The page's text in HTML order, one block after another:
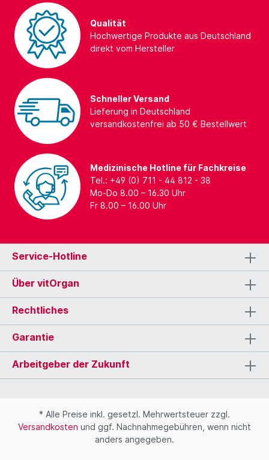
Qualität
Hochwertige Produkte aus Deutschland
direkt vom Hersteller
Schneller Versand
Lieferung in Deutschland
versandkostenfrei ab 50 € Bestellwert
Medizinische Hotline für Fachkreise
Tel.: +49 (0) 711 - 44 812 - 38
Mo-Do 8.00 – 16.30 Uhr
Fr 8.00 – 16.00 Uhr
Service-Hotline
Über vitOrgan
Rechtliches
Garantie
Arbeitgeber der Zukunft
* Alle Preise inkl. gesetzl. Mehrwertsteuer zzgl.
Versandkosten und ggf. Nachnahmegebühren, wenn nicht
anders angegeben.